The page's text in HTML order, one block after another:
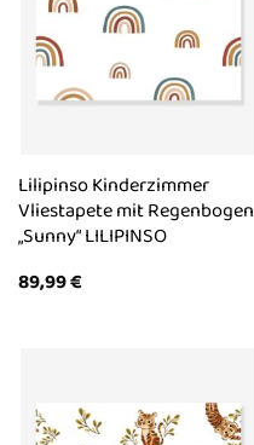
Lilipinso Kinderzimmer
Vliestapete mit Regenbogen
„Sunny“ LILIPINSO
89,99€